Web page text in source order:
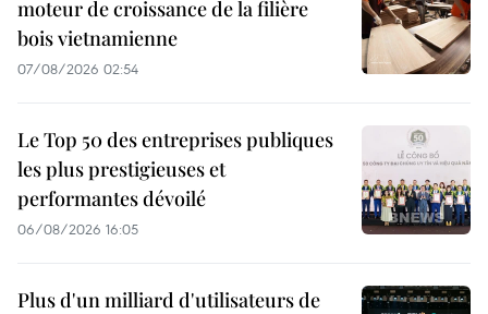
moteur de croissance de la filière
bois vietnamienne
07/08/2026 02:54
Le Top 50 des entreprises publiques
les plus prestigieuses et
performantes dévoilé
06/08/2026 16:05
Plus d'un milliard d'utilisateurs de